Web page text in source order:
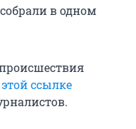
в одном
ссылке